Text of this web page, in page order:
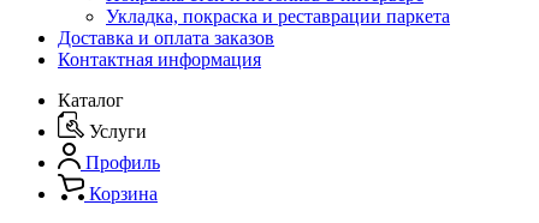
Укладка, покраска и реставрации паркета
Доставка и оплата заказов
Контактная информация
Каталог
Услуги
Профиль
Корзина